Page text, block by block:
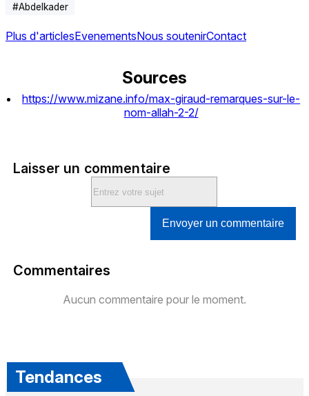
#Abdelkader
Plus d'articlesEvenementsNous soutenirContact
Sources
https://www.mizane.info/max-giraud-remarques-sur-le-
nom-allah-2-2/
Laisser un commentaire
Envoyer un commentaire
Commentaires
Aucun commentaire pour le moment.
Tendances